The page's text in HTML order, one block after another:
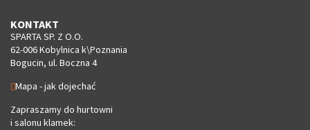
KONTAKT
SPARTA SP. Z O.O.
62-006 Kobylnica k\Poznania
Bogucin, ul. Boczna 4
Mapa - jak dojechać
Zapraszamy do hurtowni
i salonu klamek: